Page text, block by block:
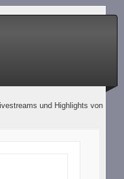
und Highlights von der